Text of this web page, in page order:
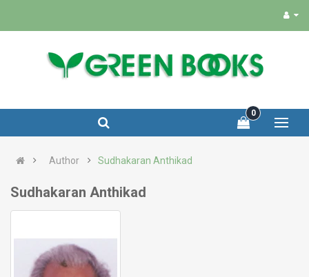
0
Author Sudhakaran Anthikad
Sudhakaran Anthikad